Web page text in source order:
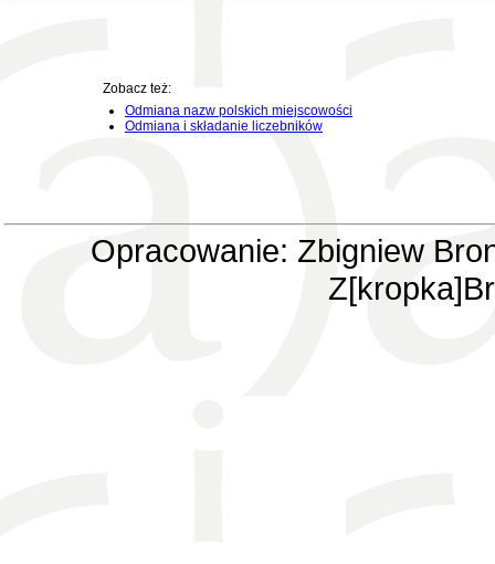
Zobacz też:
Odmiana nazw polskich miejscowości
Odmiana i składanie liczebników
Opracowanie: Zbigniew